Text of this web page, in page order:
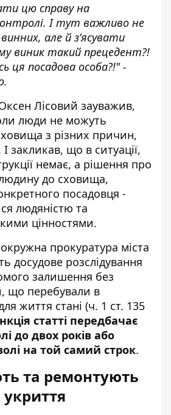
цю справу на
І тут важливо не
але й з’ясувати
виник такий прецедент?!
ця посадова особа?!" -
Лісовий зауважив,
люди не можуть
з різних причин,
закликав, що в ситуації,
немає, а рішення про
до сховища,
посадовця -
людяністю та
цінностями.
прокуратура міста
досудове розслідування
залишення без
що перебували в
життя стані (ч. 1 ст. 135
статті передбачає
до двох років або
на той самий строк.
та ремонтують
укриття